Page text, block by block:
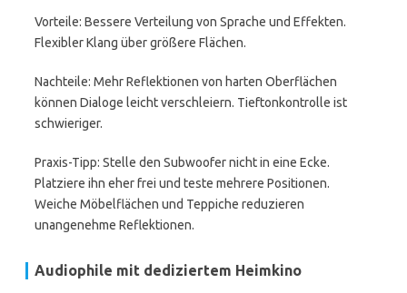
Vorteile: Bessere Verteilung von Sprache und Effekten.
Flexibler Klang über größere Flächen.
Nachteile: Mehr Reflektionen von harten Oberflächen
können Dialoge leicht verschleiern. Tieftonkontrolle ist
schwieriger.
Praxis-Tipp: Stelle den Subwoofer nicht in eine Ecke.
Platziere ihn eher frei und teste mehrere Positionen.
Weiche Möbelflächen und Teppiche reduzieren
unangenehme Reflektionen.
Audiophile mit dediziertem Heimkino